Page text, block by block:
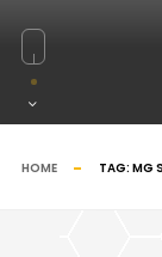
HOME TAG: MG